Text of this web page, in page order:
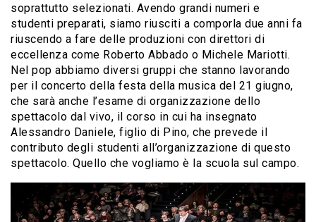
soprattutto selezionati. Avendo grandi numeri e
studenti preparati, siamo riusciti a comporla due anni fa
riuscendo a fare delle produzioni con direttori di
eccellenza come Roberto Abbado o Michele Mariotti.
Nel pop abbiamo diversi gruppi che stanno lavorando
per il concerto della festa della musica del 21 giugno,
che sarà anche l’esame di organizzazione dello
spettacolo dal vivo, il corso in cui ha insegnato
Alessandro Daniele, figlio di Pino, che prevede il
contributo degli studenti all’organizzazione di questo
spettacolo. Quello che vogliamo è la scuola sul campo.